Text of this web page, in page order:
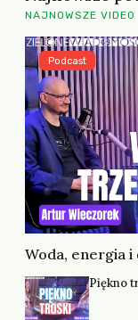
NAJNOWSZE VIDEO
Woda, energia
Podcast
Piękno